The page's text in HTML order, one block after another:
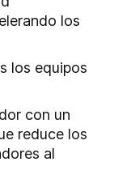
los
los equipos
con un
reduce los
al